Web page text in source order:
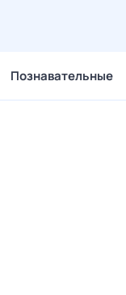
Познавательные